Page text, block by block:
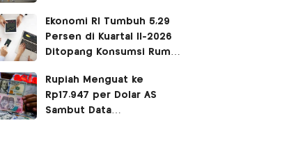
Ekonomi RI Tumbuh 5,29
Persen di Kuartal II-2026
Ditopang Konsumsi Rumah
Rupiah Menguat ke
Rp17.947 per Dolar AS
Sambut Data